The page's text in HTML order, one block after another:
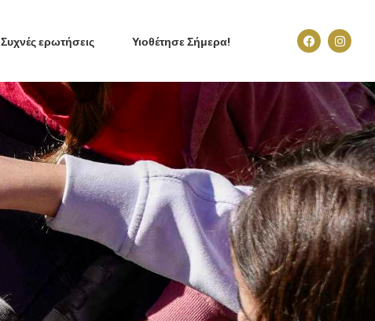
Συχνές ερωτήσεις Υιοθέτησε Σήμερα!